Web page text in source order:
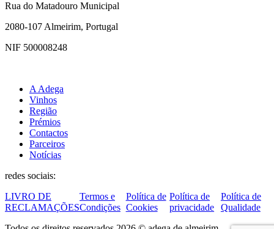
Rua do Matadouro Municipal
2080-107 Almeirim, Portugal
NIF 500008248
A Adega
Vinhos
Região
Prémios
Contactos
Parceiros
Notícias
redes sociais:
LIVRO DE
RECLAMAÇÕES
Termos e
Condições
Política de
Cookies
Política de
privacidade
Política de
Qualidade